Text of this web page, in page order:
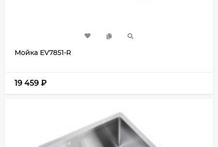
Мойка EV7851-R
19 459 ₽